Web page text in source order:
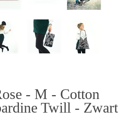
- M - Cotton
Twill - Zwart